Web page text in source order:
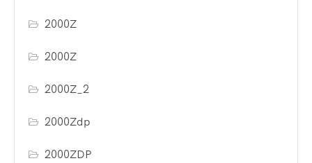
2000Z
2000Z
2000Z_2
2000Zdp
2000ZDP